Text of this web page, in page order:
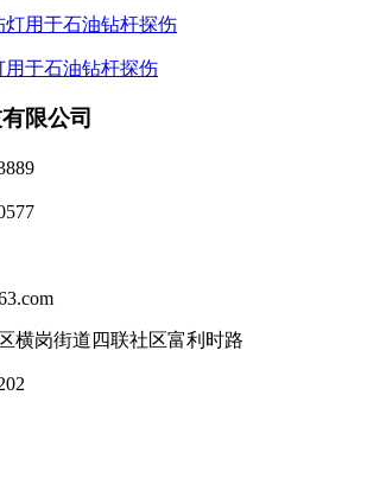
用于石油钻杆探伤
限公司
横岗街道四联社区富利时路